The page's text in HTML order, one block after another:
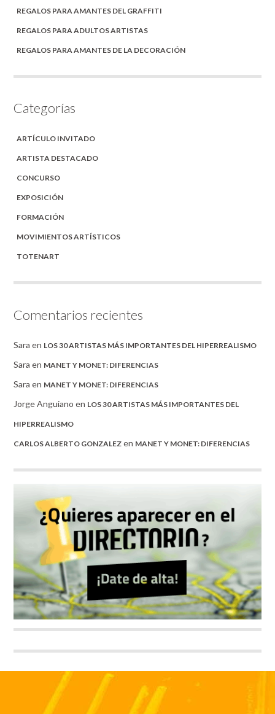
REGALOS PARA AMANTES DEL GRAFFITI
REGALOS PARA ADULTOS ARTISTAS
REGALOS PARA AMANTES DE LA DECORACIÓN
Categorías
ARTÍCULO INVITADO
ARTISTA DESTACADO
CONCURSO
EXPOSICIÓN
FORMACIÓN
MOVIMIENTOS ARTÍSTICOS
TOTENART
Comentarios recientes
Sara en LOS 30 ARTISTAS MÁS IMPORTANTES DEL HIPERREALISMO
Sara en MANET Y MONET: DIFERENCIAS
Sara en MANET Y MONET: DIFERENCIAS
Jorge Anguiano en LOS 30 ARTISTAS MÁS IMPORTANTES DEL
HIPERREALISMO
CARLOS ALBERTO GONZALEZ en MANET Y MONET: DIFERENCIAS